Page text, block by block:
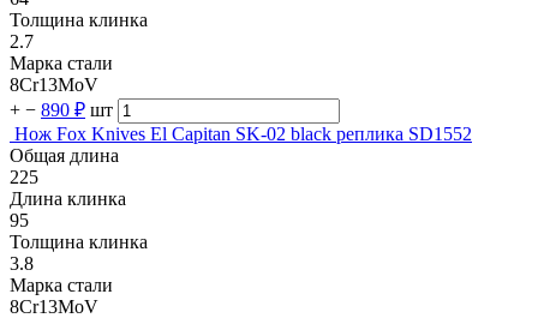
Толщина клинка
2.7
Марка стали
8Cr13MoV
+ − 890 ₽ шт
Нож Fox Knives El Capitan SK-02 black реплика SD1552
Общая длина
225
Длина клинка
95
Толщина клинка
3.8
Марка стали
8Cr13MoV